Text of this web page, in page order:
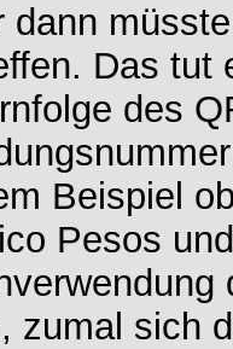
dann
Das tut
des
Beispiel
Pesos
zumal sich